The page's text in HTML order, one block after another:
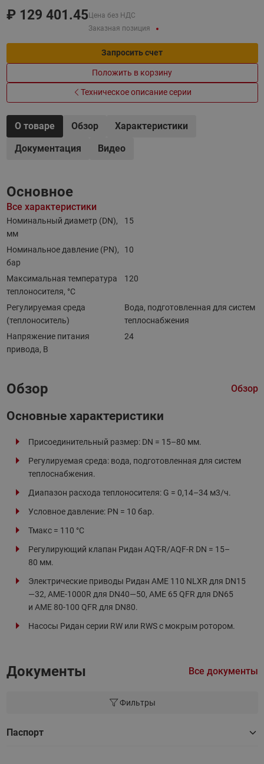
₽ 129 401.45 Цена без НДС
Заказная позиция
Запросить счет
Положить в корзину
Техническое описание серии
О товаре Обзор
Характеристики
Документация
Видео
Основное
Все характеристики
Номинальный диаметр (DN),
мм
15
Номинальное давление (PN),
бар
10
Максимальная температура
теплоносителя, °C
120
Регулируемая среда
(теплоноситель)
Вода, подготовленная для систем
теплоснабжения
Напряжение питания
привода, В
24
Обзор Обзор
Основные характеристики
Присоединительный размер: DN = 15–80 мм.
Регулируемая среда: вода, подготовленная для систем
теплоснабжения.
Диапазон расхода теплоносителя: G = 0,14–34 м3/ч.
Условное давление: PN = 10 бар.
Тмакс = 110 °C
Регулирующий клапан Ридан AQT-R/AQF-R DN = 15–
80 мм.
Электрические приводы Ридан AME 110 NLXR для DN15
—32, AME-1000R для DN40—50, AME 65 QFR для DN65
и AME 80-100 QFR для DN80.
Насосы Ридан серии RW или RWS с мокрым ротором.
Документы Все документы
Фильтры
Паспорт